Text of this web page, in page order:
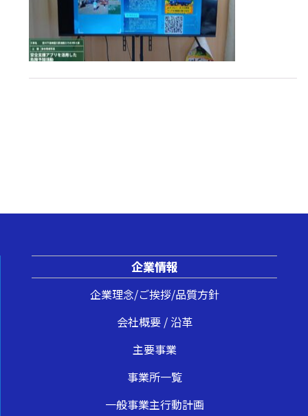
企業情報
企業理念/ご挨拶/品質方針
会社概要 / 沿革
主要事業
事業所一覧
一般事業主行動計画